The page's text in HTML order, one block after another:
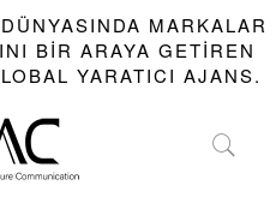
MARKALAR
BIR ARAYA GETIREN
YARATICI AJANS.